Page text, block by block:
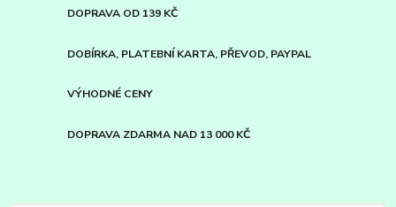
DOPRAVA OD 139 KČ
DOBÍRKA, PLATEBNÍ KARTA, PŘEVOD, PAYPAL
VÝHODNÉ CENY
DOPRAVA ZDARMA NAD 13 000 KČ